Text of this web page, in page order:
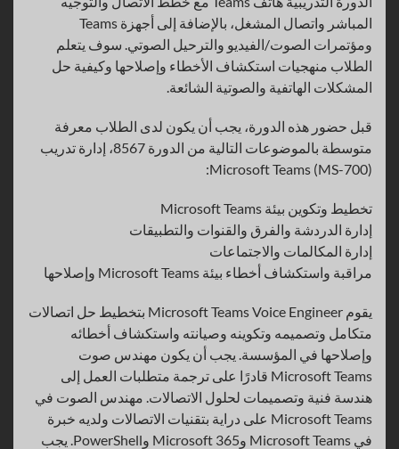
المباشر واتصال المشغل، بالإضافة إلى أجهزة Teams
ومؤتمرات الصوت/الفيديو والترحيل الصوتي. سوف يتعلم
الطلاب منهجيات استكشاف الأخطاء وإصلاحها وكيفية حل
المشكلات الهاتفية والصوتية الشائعة.
قبل حضور هذه الدورة، يجب أن يكون لدى الطلاب معرفة
متوسطة بالموضوعات التالية من الدورة 8567، إدارة تدريب
Microsoft Teams (MS-700):
تخطيط وتكوين بيئة Microsoft Teams
إدارة الدردشة والفرق والقنوات والتطبيقات
إدارة المكالمات والاجتماعات
مراقبة واستكشاف أخطاء بيئة Microsoft Teams وإصلاحها
يقوم Microsoft Teams Voice Engineer بتخطيط حل اتصالات
متكامل وتصميمه وتكوينه وصيانته واستكشاف أخطائه
وإصلاحها في المؤسسة. يجب أن يكون مهندس صوت
Microsoft Teams قادرًا على ترجمة متطلبات العمل إلى
هندسة فنية وتصميمات لحلول الاتصالات. مهندس الصوت في
Microsoft Teams على دراية بتقنيات الاتصالات ولديه خبرة
في Microsoft Teams وMicrosoft 365 وPowerShell. يجب